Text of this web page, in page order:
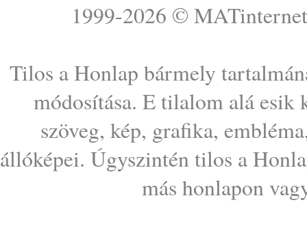
1999-2026 © MATinternet
Tilos a Honlap bármely
módosítása. E tilalom alá esik
szöveg, kép, grafika,
állóképei. Úgyszintén tilos a
más honlapon